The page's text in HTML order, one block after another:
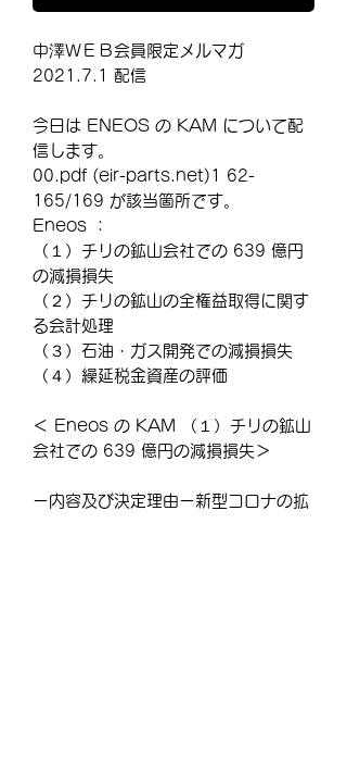
中澤ＷＥＢ会員限定メルマガ
2021.7.1 配信
今日は ENEOS の KAM について配
信します。
00.pdf (eir-parts.net)1 62-
165/169 が該当箇所です。
Eneos ：
（１）チリの鉱山会社での 639 億円
の減損損失
（２）チリの鉱山の全権益取得に関す
る会計処理
（３）石油・ガス開発での減損損失
（４）繰延税金資産の評価
＜ Eneos の KAM （１）チリの鉱山
会社での 639 億円の減損損失＞
ー内容及び決定理由ー新型コロナの拡